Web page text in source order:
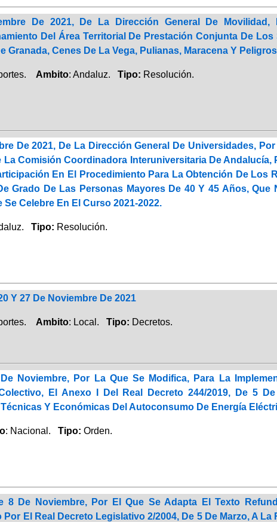
De 2021, De La Dirección General De
Del Área Territorial De Prestación Conjunta De
Granada, Cenes De La Vega, Pulianas, Maracena Y
Ambito: Andaluz. Tipo: Resolución.
De 2021, De La Dirección General De Universidades,
La Comisión Coordinadora Interuniversitaria De
En El Procedimiento Para La Obtención De Los
Grado De Las Personas Mayores De 40 Y 45 Años, Que
Celebre En El Curso 2021-2022.
Tipo: Resolución.
Y 27 De Noviembre De 2021
Ambito: Local. Tipo: Decretos.
Noviembre, Por La Que Se Modifica, Para La
El Anexo I Del Real Decreto 244/2019, De 5
Y Económicas Del Autoconsumo De Energía
: Nacional. Tipo: Orden.
8 De Noviembre, Por El Que Se Adapta El Texto
El Real Decreto Legislativo 2/2004, De 5 De Marzo, A